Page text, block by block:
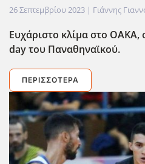
26 Σεπτεμβρίου 2023 | Γιάννης
Ευχάριστο κλίμα στο ΟΑΚΑ,
dayτου Παναθηναϊκού.
ΠΕΡΙΣΣΌΤΕΡΑ